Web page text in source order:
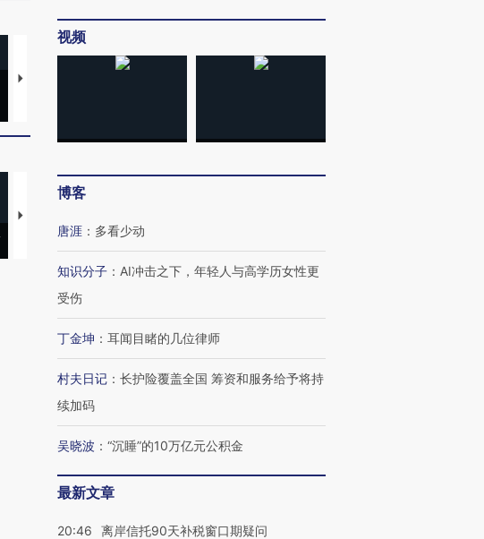
马航飞行员跨国走私7万
【推广】走进第四届链博
会，让数智科技“链”接产
有意思的生活方式·第三对
住三大增长引擎是什么？
视频
博客
唐涯 ： 多看少动
知识分子 ： AI冲击之下，年轻人与高学历女性更
受伤
丁金坤 ： 耳闻目睹的几位律师
村夫日记 ： 长护险覆盖全国 筹资和服务给予将持
续加码
吴晓波 ： “沉睡”的10万亿元公积金
最新文章
20:46 离岸信托90天补税窗口期疑问